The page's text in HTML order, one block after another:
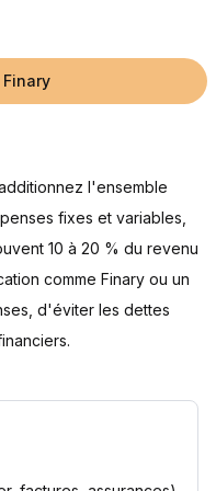
familial
de budget
l'ensemble
fixes et variables,
10 à 20 % du revenu
comme Finary ou un
d'éviter les dettes